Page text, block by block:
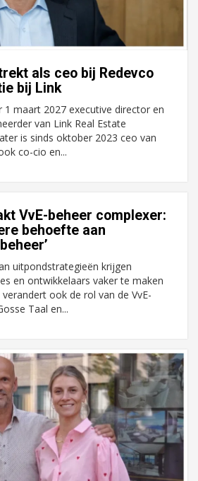
als ceo bij Redevco
bij Link
1 maart 2027 executive director en
van Link Real Estate
is sinds oktober 2023 ceo van
co-cio en...
VvE-beheer complexer:
behoefte aan
uitpondstrategieën krijgen
en ontwikkelaars vaker te maken
verandert ook de rol van de VvE-
Taal en...